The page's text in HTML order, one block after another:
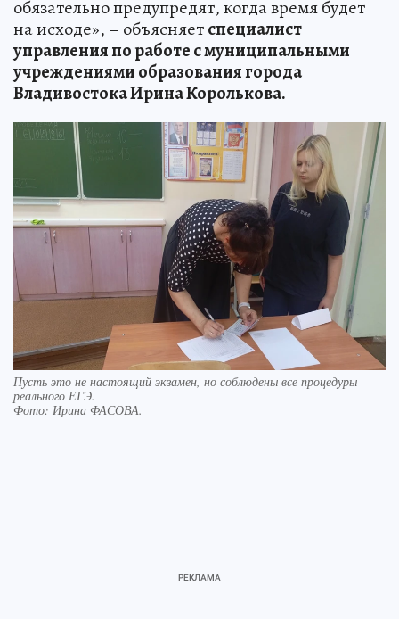
обязательно предупредят, когда время будет
на исходе», – объясняетспециалист
управления по работе с муниципальными
учреждениями образования города
Владивостока Ирина Королькова.
Пусть это не настоящий экзамен, но соблюдены все процедуры
реального ЕГЭ.
Фото: Ирина ФАСОВА.